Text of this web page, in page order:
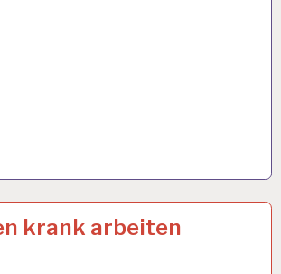
krank arbeiten